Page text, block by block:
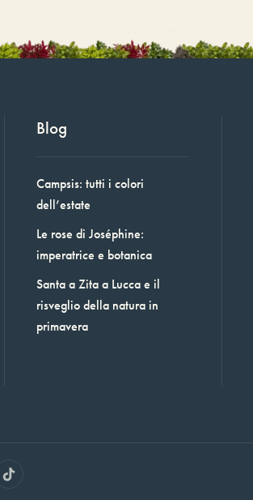
Blog
Campsis: tutti i colori
dell’estate
Le rose di Joséphine:
imperatrice e botanica
Santa a Zita a Lucca e il
risveglio della natura in
primavera